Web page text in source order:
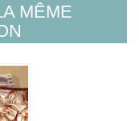
MÊME